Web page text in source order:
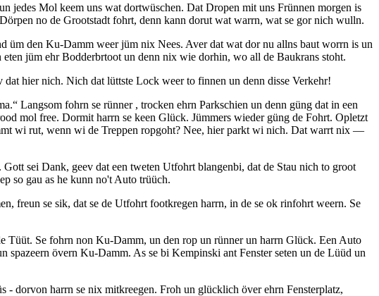
jedes Mol keem uns wat dortwüschen. Dat Dropen mit uns Frünnen morgen is
no de Grootstadt fohrt, denn kann dorut wat warrn, wat se gor nich wulln.
den Ku-Damm weer jüm nix Nees. Aver dat wat dor nu allns baut worrn is un
jüm ehr Bodderbrtoot un denn nix wie dorhin, wo all de Baukrans stoht.
hier nich. Nich dat lüttste Lock weer to finnen un denn disse Verkehr!
Langsom fohrn se rünner , trocken ehrn Parkschien un denn güng dat in een
mol free. Dormit harrn se keen Glück. Jümmers wieder güng de Fohrt. Opletzt
wi rut, wenn wi de Treppen ropgoht? Nee, hier parkt wi nich. Dat warrt nix —
sei Dank, geev dat een tweten Utfohrt blangenbi, dat de Stau nich to groot
so gau as he kunn no't Auto trüüch.
freun se sik, dat se de Utfohrt footkregen harrn, in de se ok rinfohrt weern. Se
Tüüt. Se fohrn non Ku-Damm, un den rop un rünner un harrn Glück. Een Auto
spazeern övern Ku-Damm. As se bi Kempinski ant Fenster seten un de Lüüd un
- dorvon harrn se nix mitkreegen. Froh un glücklich över ehrn Fensterplatz,